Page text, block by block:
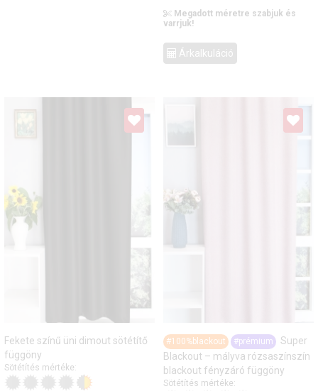
Megadott méretre szabjuk és
varrjuk!
Árkalkuláció
Fekete színű üni dimout sötétítő
függöny
Sötétítés mértéke:
#100%blackout #prémium
Super
Blackout – mályva rózsaszínszín
blackout fényzáró függöny
Sötétítés mértéke: